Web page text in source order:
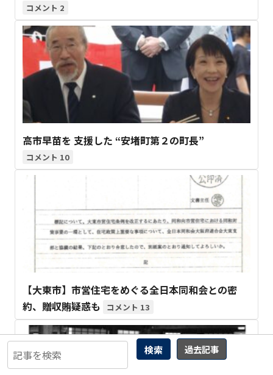
検索 過去記事
2
高市早苗を 支援した “安堵町第２の町長”
10
【大東市】市営住宅をめぐる全日本同和会との密
約、贈収賄疑惑も
13